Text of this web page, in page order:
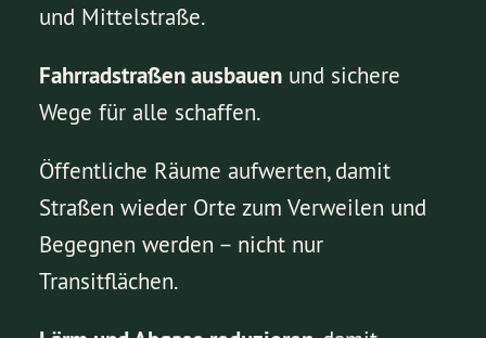
und Mittelstraße.
Fahrradstraßen ausbauen und sichere
Wege für alle schaffen.
Öffentliche Räume aufwerten, damit
Straßen wieder Orte zum Verweilen und
Begegnen werden – nicht nur
Transitflächen.